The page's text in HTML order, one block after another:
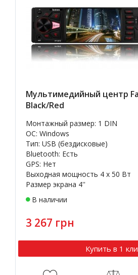
Мультимедийный центр
Black/Red
Монтажный размер: 1 DIN
OC: Windows
Тип: USB (бездисковые)
Bluetooth: Есть
GPS: Нет
Выходная мощность 4 х 50 Вт
Размер экрана 4''
В наличии
3 267 грн
Купить в 1